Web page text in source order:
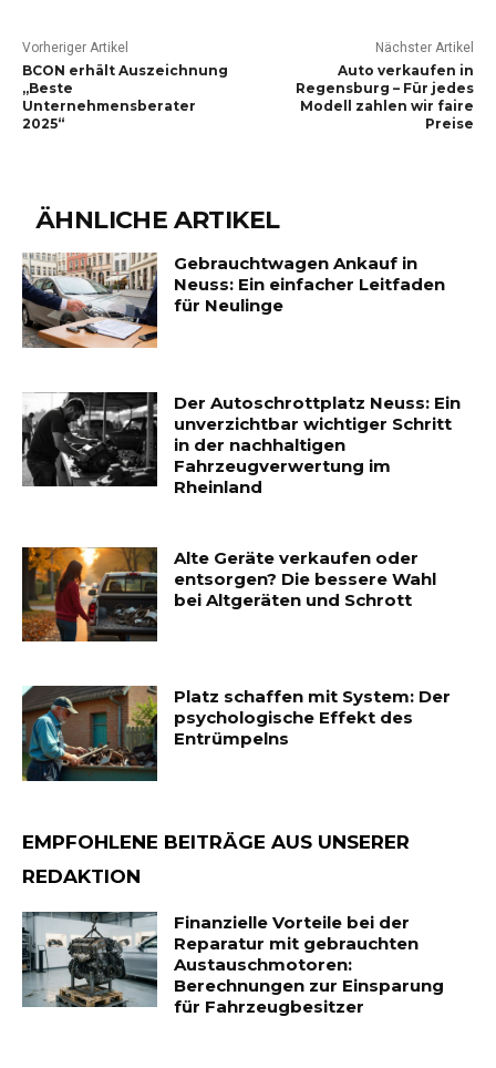
Vorheriger Artikel
BCON erhält Auszeichnung
„Beste
Unternehmensberater
2025“
Nächster Artikel
Auto verkaufen in
Regensburg – Für jedes
Modell zahlen wir faire
Preise
ÄHNLICHE ARTIKEL
Gebrauchtwagen Ankauf in
Neuss: Ein einfacher Leitfaden
für Neulinge
Der Autoschrottplatz Neuss: Ein
unverzichtbar wichtiger Schritt
in der nachhaltigen
Fahrzeugverwertung im
Rheinland
Alte Geräte verkaufen oder
entsorgen? Die bessere Wahl
bei Altgeräten und Schrott
Platz schaffen mit System: Der
psychologische Effekt des
Entrümpelns
EMPFOHLENE BEITRÄGE AUS UNSERER
REDAKTION
Finanzielle Vorteile bei der
Reparatur mit gebrauchten
Austauschmotoren:
Berechnungen zur Einsparung
für Fahrzeugbesitzer